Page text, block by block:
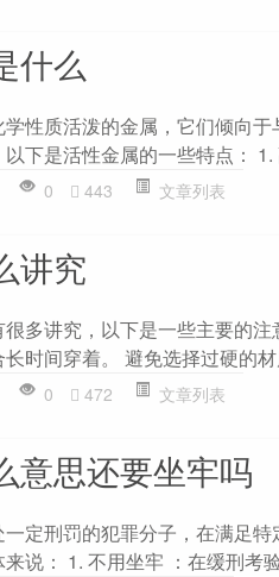
什么
性质活泼的金属，它们倾向
下是活性金属的一些特点： 1.
0 443 文章列表
讲究
多讲究，以下是一些主要的
时间穿着。 避免选择过硬的
0 472 文章列表
意思还要坐牢吗
定刑罚的犯罪分子，在满足
说： 1. 不用坐牢 ：在缓刑考